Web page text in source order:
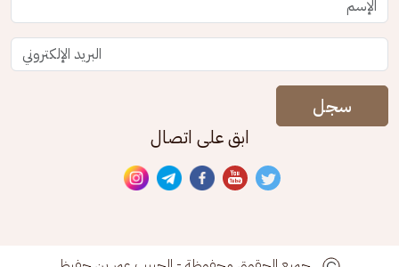
سجل
ابق على اتصال